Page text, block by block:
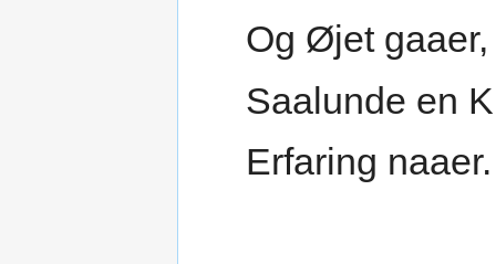
Og Øjet gaaer,
Saalunde en
Erfaring naaer.